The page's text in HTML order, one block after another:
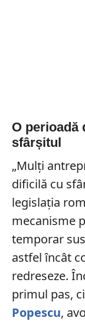
O perioadă
sfârșitul
„Mulți
dificilă cu
legislația
mecanisme
temporar
astfel încât
redreseze.
primul pas,
Popescu,